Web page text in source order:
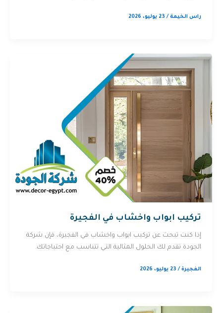
راس الخيمة/ 23 يوليو، 2026
تركيب ابواب واخشاب في الفجيرة
إذا كنت تبحث عن تركيب ابواب واخشاب في الفجيرة، فإن شركة
الجودة تقدم لك الحلول المثالية التي تتناسب مع احتياجاتك.
الفجيرة/ 23 يوليو، 2026